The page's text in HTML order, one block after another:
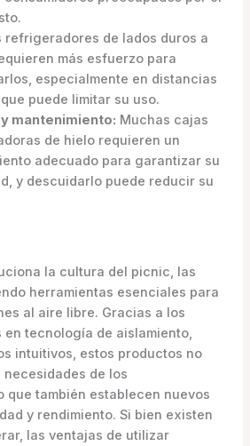
refrigeradores de lados duros a
más esfuerzo para
especialmente en distancias
puede limitar su uso.
mantenimiento: Muchas cajas
de hielo requieren un
adecuado para garantizar su
y descuidarlo puede reducir su
la cultura del picnic, las
herramientas esenciales para
al aire libre. Gracias a los
tecnología de aislamiento,
intuitivos, estos productos no
de los
que también establecen nuevos
y rendimiento. Si bien existen
las ventajas de utilizar